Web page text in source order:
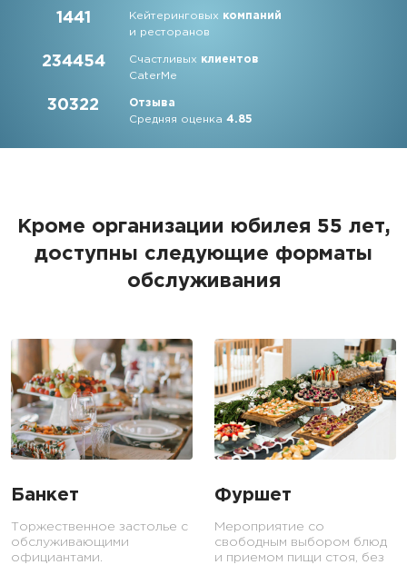
1441 Кейтеринговых компаний
и ресторанов
234454 Счастливых клиентов
CaterMe
30322
Отзыва
Средняя оценка4.85
Кроме организации юбилея 55 лет,
доступны следующие форматы
обслуживания
Банкет
Торжественное застолье с
обслуживающими
официантами.
Фуршет
Мероприятие со
свободным выбором блюд
и приемом пищи стоя, без